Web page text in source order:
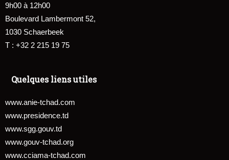
9h00 à 12h00
Boulevard Lambermont 52,
1030 Schaerbeek
T : +32 2 215 19 75
Quelques liens utiles
www.anie-tchad.com
www.presidence.td
www.sgg.gouv.td
www.gouv-tchad.org
www.cciama-tchad.com